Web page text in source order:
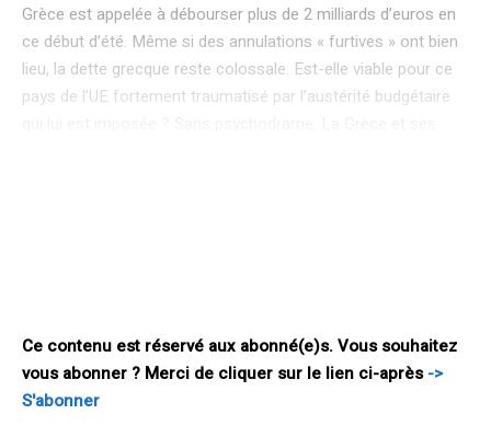
Grèce est appelée à débourser plus de 2 milliards d’euros en
ce début d’été. Même si des annulations « furtives » ont bien
lieu, la dette grecque reste colossale. Est-elle viable pour ce
pays de l’UE fortement traumatisé par l’austérité budgétaire
Ce contenu est réservé aux abonné(e)s. Vous souhaitez
vous abonner ? Merci de cliquer sur le lien ci-après->
S'abonner